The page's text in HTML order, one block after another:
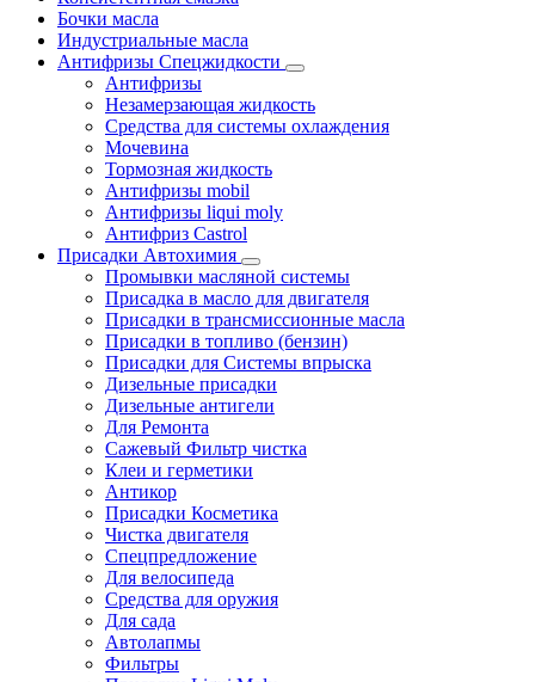
Бочки масла
Индустриальные масла
Антифризы Спецжидкости
Антифризы
Незамерзающая жидкость
Средства для системы охлаждения
Мочевина
Тормозная жидкость
Антифризы mobil
Антифризы liqui moly
Антифриз Castrol
Присадки Автохимия
Промывки масляной системы
Присадка в масло для двигателя
Присадки в трансмиссионные масла
Присадки в топливо (бензин)
Присадки для Системы впрыска
Дизельные присадки
Дизельные антигели
Для Ремонта
Сажевый Фильтр чистка
Клеи и герметики
Антикор
Присадки Косметика
Чистка двигателя
Спецпредложение
Для велосипеда
Средства для оружия
Для сада
Автолапмы
Фильтры